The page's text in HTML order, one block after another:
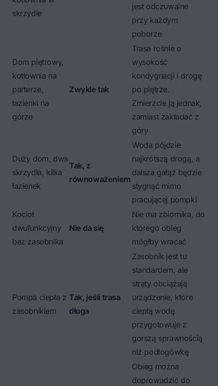
skrzydle
jest odczuwalne
przy każdym
poborze
Dom piętrowy,
kotłownia na
parterze,
łazienki na
górze
Zwykle tak
Trasa rośnie o
wysokość
kondygnacji i drogę
po piętrze.
Zmierzcie ją jednak,
zamiast zakładać z
góry
Duży dom, dwa
skrzydła, kilka
łazienek
Tak, z
równoważeniem
Woda pójdzie
najkrótszą drogą, a
dalsza gałąź będzie
stygnąć mimo
pracującej pompki
Kocioł
dwufunkcyjny
bez zasobnika
Nie da się
Nie ma zbiornika, do
którego obieg
mógłby wracać
Pompa ciepła z
zasobnikiem
Tak, jeśli trasa
długa
Zasobnik jest tu
standardem, ale
straty obciążają
urządzenie, które
ciepłą wodę
przygotowuje z
gorszą sprawnością
niż podłogówkę
Obieg można
doprowadzić do